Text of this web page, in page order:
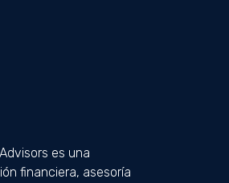
es una
financiera, asesoría